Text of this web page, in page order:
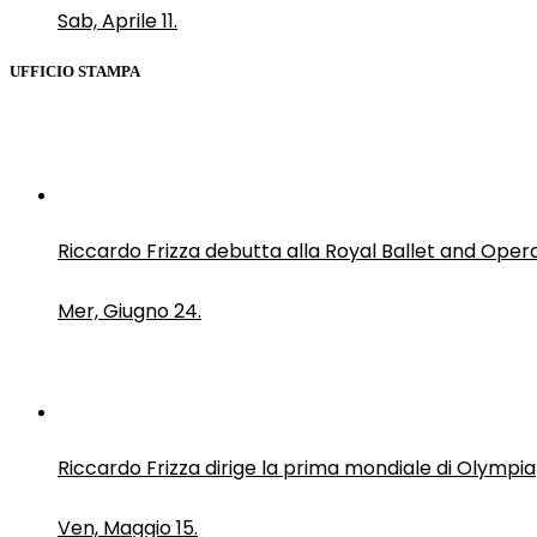
Sab, Aprile 11.
UFFICIO STAMPA
Riccardo Frizza debutta alla Royal Ballet and
Mer, Giugno 24.
Riccardo Frizza dirige la prima mondiale di Olympia
Ven, Maggio 15.